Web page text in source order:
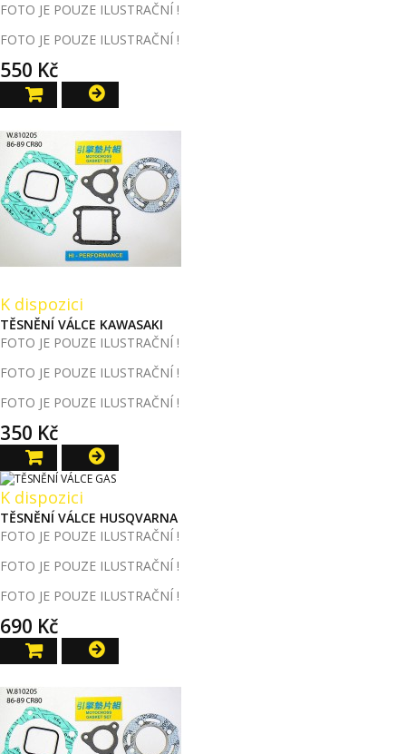
FOTO JE POUZE ILUSTRAČNÍ !
FOTO JE POUZE ILUSTRAČNÍ !
550 Kč
K dispozici
TĚSNĚNÍ VÁLCE KAWASAKI
FOTO JE POUZE ILUSTRAČNÍ !
FOTO JE POUZE ILUSTRAČNÍ !
FOTO JE POUZE ILUSTRAČNÍ !
350 Kč
K dispozici
TĚSNĚNÍ VÁLCE HUSQVARNA
FOTO JE POUZE ILUSTRAČNÍ !
FOTO JE POUZE ILUSTRAČNÍ !
FOTO JE POUZE ILUSTRAČNÍ !
690 Kč